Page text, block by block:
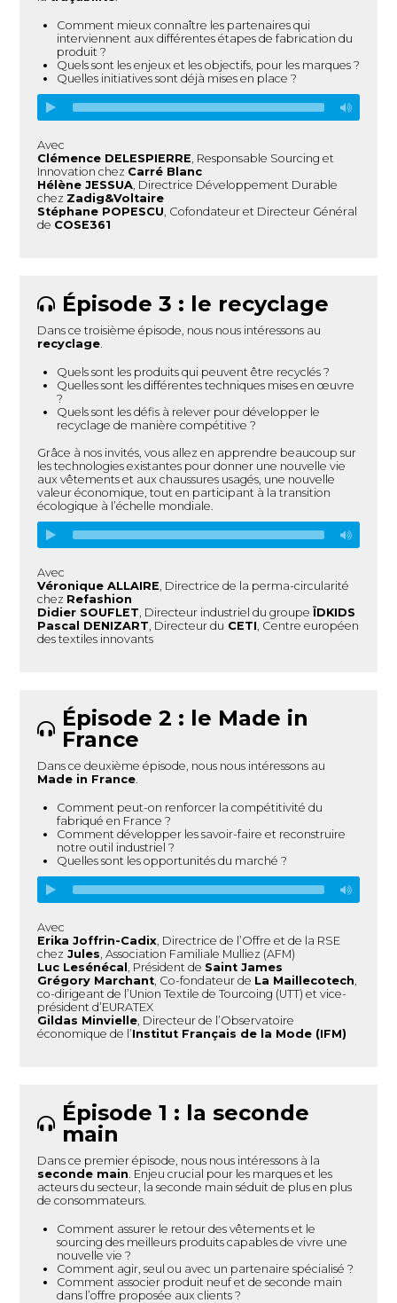
Comment mieux connaître les partenaires qui
interviennent aux différentes étapes de fabrication du
produit ?
Quels sont les enjeux et les objectifs, pour les marques ?
Quelles initiatives sont déjà mises en place ?
Avec
Clémence DELESPIERRE , Responsable Sourcing et
Innovation chez Carré Blanc
Hélène JESSUA , Directrice Développement Durable
chez Zadig&Voltaire
Stéphane POPESCU , Cofondateur et Directeur Général
de COSE361
Épisode 3 : le recyclage
Dans ce troisième épisode, nous nous intéressons au
recyclage
Quels sont les produits qui peuvent être recyclés ?
Quelles sont les différentes techniques mises en œuvre
?
Quels sont les défis à relever pour développer le
recyclage de manière compétitive ?
Grâce à nos invités, vous allez en apprendre beaucoup sur
les technologies existantes pour donner une nouvelle vie
aux vêtements et aux chaussures usagés, une nouvelle
valeur économique, tout en participant à la transition
écologique à l’échelle mondiale.
Avec
Véronique ALLAIRE, Directrice de la perma-circularité
chez Refashion
Didier SOUFLET, Directeur industriel du groupe ÏDKIDS
Pascal DENIZART, Directeur du CETI, Centre européen
des textiles innovants
Épisode 2 : le Made in
France
Dans ce deuxième épisode, nous nous intéressons au
Made in France.
Comment peut-on renforcer la compétitivité du
fabriqué en France ?
Comment développer les savoir-faire et reconstruire
notre outil industriel ?
Quelles sont les opportunités du marché ?
Avec
Erika Joffrin-Cadix, Directrice de l’Offre et de la RSE
chez Jules, Association Familiale Mulliez (AFM)
Luc Lesénécal, Président de Saint James
Grégory Marchant, Co-fondateur de La Maillecotech,
co-dirigeant de l’Union Textile de Tourcoing (UTT) et vice-
président d’EURATEX
Gildas Minvielle, Directeur de l’Observatoire
économique de l’Institut Français de la Mode (IFM)
Épisode 1 : la seconde
main
Dans ce premier épisode, nous nous intéressons à la
seconde main. Enjeu crucial pour les marques et les
acteurs du secteur, la seconde main séduit de plus en plus
de consommateurs.
Comment assurer le retour des vêtements et le
sourcing des meilleurs produits capables de vivre une
nouvelle vie ?
Comment agir, seul ou avec un partenaire spécialisé ?
Comment associer produit neuf et de seconde main
dans l’offre proposée aux clients ?